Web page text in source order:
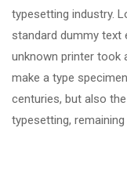
typesetting industry.
standard dummy text
unknown printer took
make a type
centuries, but also
typesetting,